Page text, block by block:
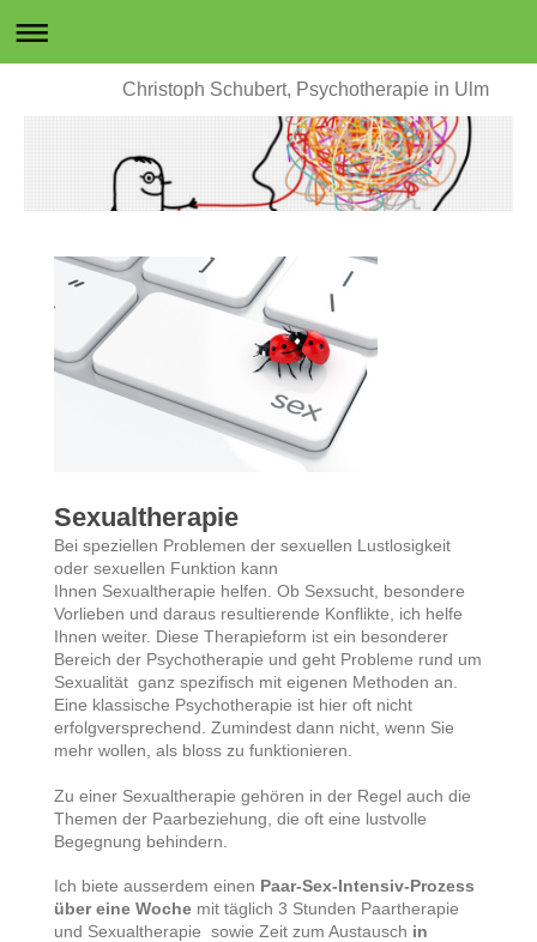
Christoph Schubert, Psychotherapie in Ulm
Sexualtherapie
Bei speziellen Problemen der sexuellen Lustlosigkeit
oder sexuellen Funktion kann
Ihnen Sexualtherapie helfen. Ob Sexsucht, besondere
Vorlieben und daraus resultierende Konflikte, ich helfe
Ihnen weiter. Diese Therapieform ist ein besonderer
Bereich der Psychotherapie und geht Probleme rund um
Sexualität ganz spezifisch mit eigenen Methoden an.
Eine klassische Psychotherapie ist hier oft nicht
erfolgversprechend. Zumindest dann nicht, wenn Sie
mehr wollen, als bloss zu funktionieren.
Zu einer Sexualtherapie gehören in der Regel auch die
Themen der Paarbeziehung, die oft eine lustvolle
Begegnung behindern.
ch biete ausserdem einen Paar-Sex-Intensiv-Prozess
über eine Woche mit täglich 3 Stunden Paartherapie
und Sexualtherapie sowie Zeit zum Austausch in